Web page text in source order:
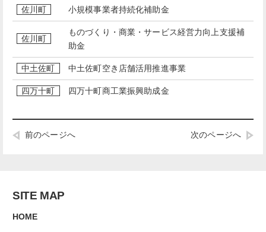
佐川町 小規模事業者持続化補助金
佐川町
ものづくり・商業・サービス経営力向上支援補
助金
中土佐町 中土佐町空き店舗活用推進事業
四万十町 四万十町商工業振興助成金
前のページへ 次のページへ
SITE MAP
HOME